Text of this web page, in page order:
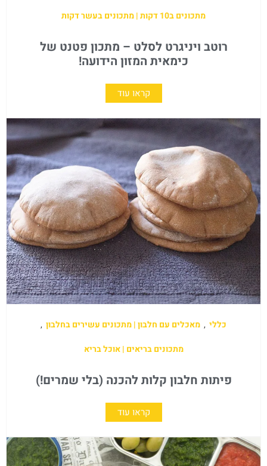
מתכונים ב10 דקות | מתכונים בעשר דקות
רוטב ויניגרט לסלט – מתכון פטנט של
כימאית המזון הידועה!
קראו עוד
כללי , מאכלים עם חלבון | מתכונים עשירים בחלבון ,
מתכונים בריאים | אוכל בריא
פיתות חלבון קלות להכנה (בלי שמרים!)
קראו עוד